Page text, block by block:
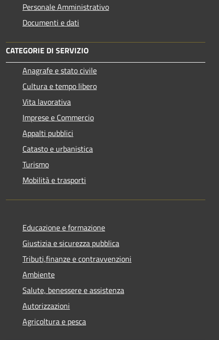
Personale Amministrativo
Documenti e dati
CATEGORIE DI SERVIZIO
Anagrafe e stato civile
Cultura e tempo libero
Vita lavorativa
Imprese e Commercio
Appalti pubblici
Catasto e urbanistica
Turismo
Mobilità e trasporti
Educazione e formazione
Giustizia e sicurezza pubblica
Tributi,finanze e contravvenzioni
Ambiente
Salute, benessere e assistenza
Autorizzazioni
Agricoltura e pesca